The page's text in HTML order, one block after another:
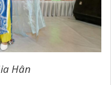
Hân